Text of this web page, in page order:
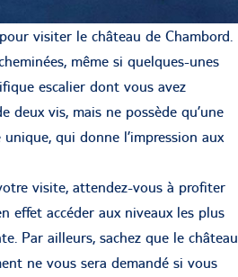
visiter le château de Chambord.
même si quelques-unes
escalier dont vous avez
deux vis, mais ne possède qu’une
qui donne l’impression aux
visite, attendez-vous à profiter
effet accéder aux niveaux les plus
Par ailleurs, sachez que le château
ne vous sera demandé si vous